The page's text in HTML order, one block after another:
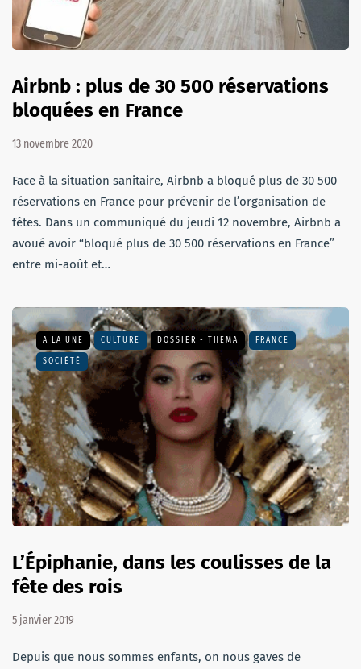
Airbnb : plus de 30 500 réservations
bloquées en France
13 novembre 2020
Face à la situation sanitaire, Airbnb a bloqué plus de 30 500
réservations en France pour prévenir de l’organisation de
fêtes. Dans un communiqué du jeudi 12 novembre, Airbnb a
avoué avoir “bloqué plus de 30 500 réservations en France”
entre mi-août et…
A LA UNE CULTURE DOSSIER - THEMA FRANCE
SOCIÉTÉ
L’Épiphanie, dans les coulisses de la
fête des rois
5 janvier 2019
Depuis que nous sommes enfants, on nous gaves de